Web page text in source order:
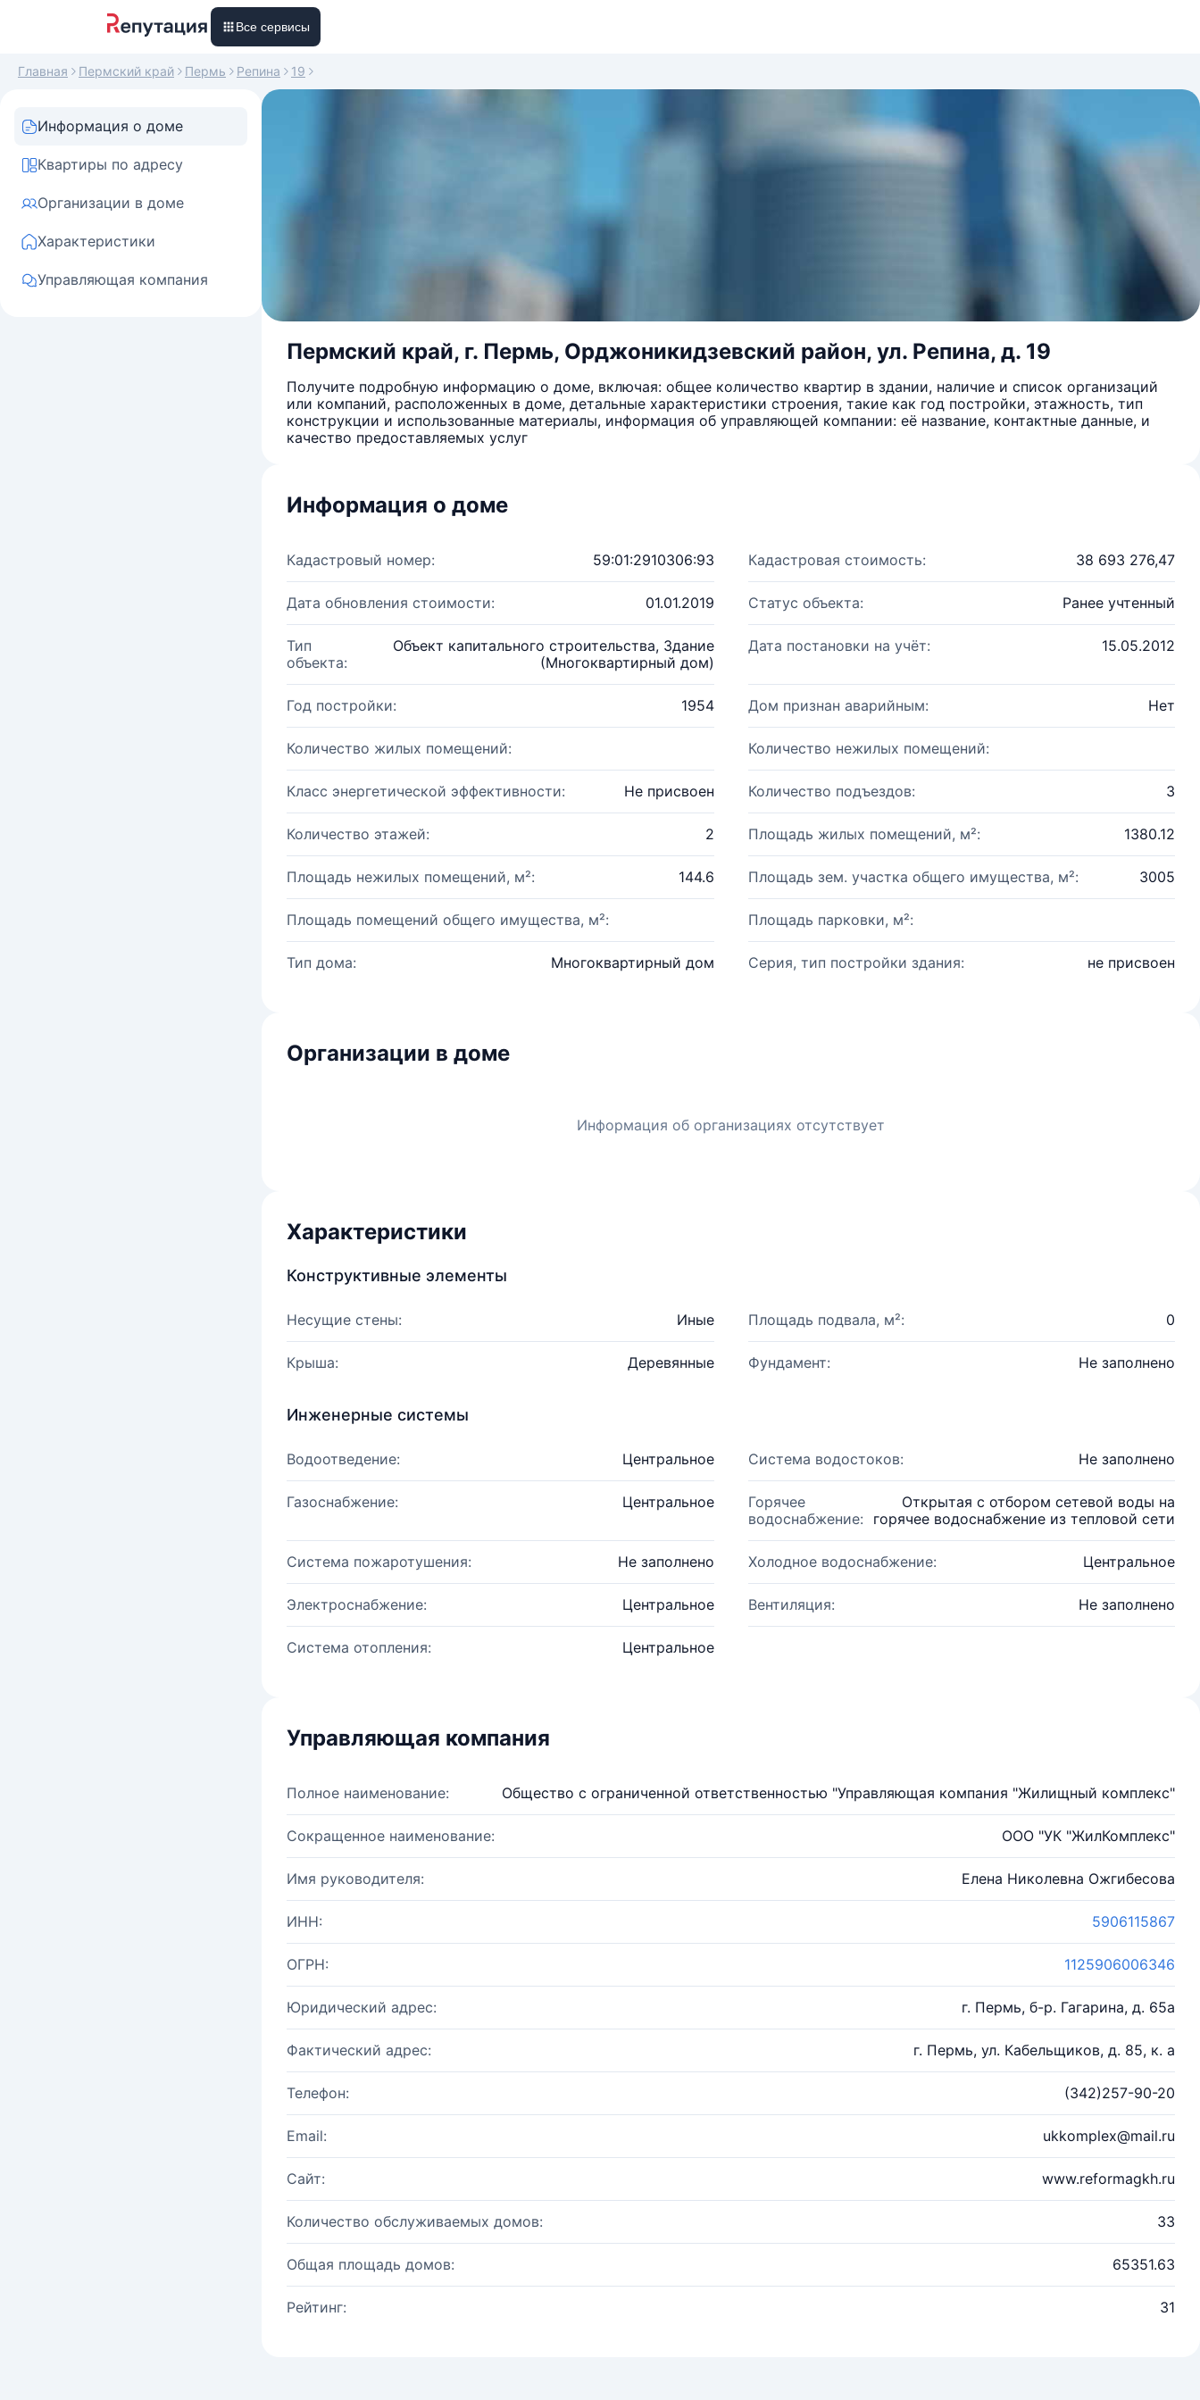
Все сервисы
Главная Пермский край Пермь Репина 19
Информация о доме
Квартиры по адресу
Организации в доме
Характеристики
Управляющая компания
Пермский край, г. Пермь, Орджоникидзевский район, ул. Репина, д. 19
Получите подробную информацию о доме, включая: общее количество квартир в здании, наличие и список организаций
или компаний, расположенных в доме, детальные характеристики строения, такие как год постройки, этажность, тип
конструкции и использованные материалы, информация об управляющей компании: её название, контактные данные, и
качество предоставляемых услуг
Информация о доме
Кадастровый номер: 59:01:2910306:93 Кадастровая стоимость: 38 693 276,47
Дата обновления стоимости: 01.01.2019 Статус объекта: Ранее учтенный
Тип
объекта:
Объект капитального строительства, Здание
(Многоквартирный дом)
Дата постановки на учёт: 15.05.2012
Год постройки: 1954 Дом признан аварийным: Нет
Количество жилых помещений: Количество нежилых помещений:
Класс энергетической эффективности: Не присвоен Количество подъездов: 3
Количество этажей: 2 Площадь жилых помещений, м²: 1380.12
Площадь нежилых помещений, м²: 144.6 Площадь зем. участка общего имущества, м²: 3005
Площадь помещений общего имущества, м²: Площадь парковки, м²:
Тип дома: Многоквартирный дом Серия, тип постройки здания: не присвоен
Организации в доме
Информация об организациях отсутствует
Характеристики
Конструктивные элементы
Несущие стены: Иные Площадь подвала, м²: 0
Крыша: Деревянные Фундамент: Не заполнено
Инженерные системы
Водоотведение: Центральное Система водостоков: Не заполнено
Газоснабжение: Центральное
Горячее
водоснабжение:
Открытая с отбором сетевой воды на
горячее водоснабжение из тепловой сети
Система пожаротушения: Не заполнено Холодное водоснабжение: Центральное
Электроснабжение: Центральное Вентиляция: Не заполнено
Система отопления: Центральное
Управляющая компания
Полное наименование: Общество с ограниченной ответственностью "Управляющая компания "Жилищный комплекс"
Сокращенное наименование: ООО "УК "ЖилКомплекс"
Имя руководителя: Елена Николевна Ожгибесова
ИНН: 5906115867
ОГРН: 1125906006346
Юридический адрес: г. Пермь, б-р. Гагарина, д. 65а
Фактический адрес: г. Пермь, ул. Кабельщиков, д. 85, к. а
Телефон: (342)257-90-20
Email: ukkomplex@mail.ru
Сайт: www.reformagkh.ru
Количество обслуживаемых домов: 33
Общая площадь домов: 65351.63
Рейтинг: 31